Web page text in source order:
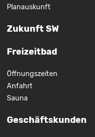
Planauskunft
Zukunft SW
Freizeitbad
Öffnungszeiten
Anfahrt
Sauna
Geschäftskunden